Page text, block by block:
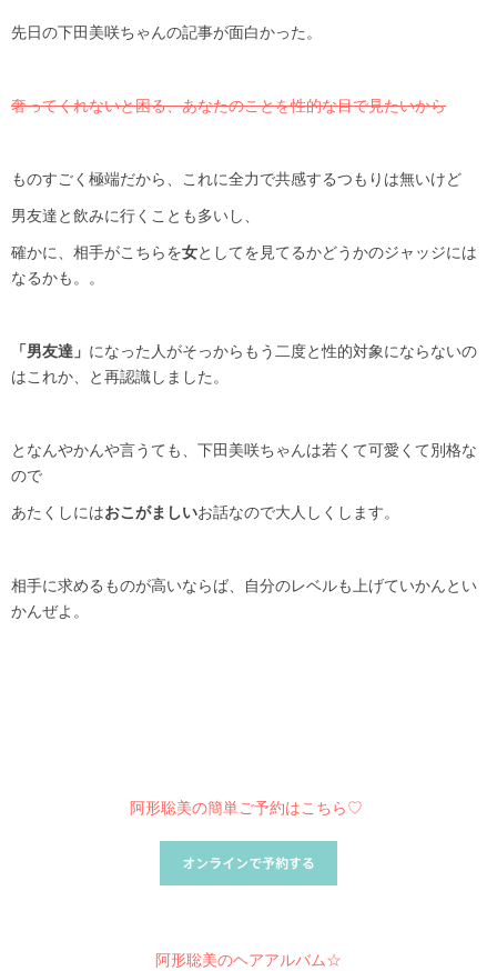
先日の下田美咲ちゃんの記事が面白かった。
奢ってくれないと困る、あなたのことを性的な目で見たいから
ものすごく極端だから、これに全力で共感するつもりは無いけど
男友達と飲みに行くことも多いし、
確かに、相手がこちらを女としてを見てるかどうかのジャッジには
なるかも。。
「男友達」 になった人がそっからもう二度と性的対象にならないの
はこれか、と再認識しました。
となんやかんや言うても、下田美咲ちゃんは若くて可愛くて別格な
ので
あたくしにはおこがましいお話なので大人しくします。
相手に求めるものが高いならば、自分のレベルも上げていかんとい
かんぜよ。
阿形聡美の簡単ご予約はこちら♡
阿形聡美のヘアアルバム☆